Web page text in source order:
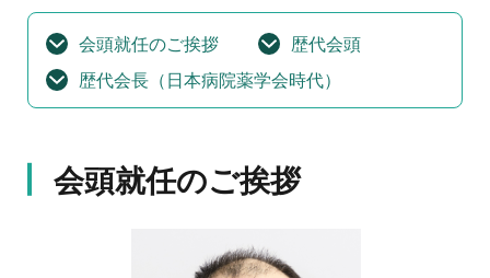
組織・名簿
委員会
規程・細則
薬剤師業務に関する情報提供
開催予定のイベント一覧
年会
フレッシャーズ・カンファランス
臨床研究セミナー
がん専門薬剤師全体会議
がん専門薬剤師アドバンスト研修会
学術誌・書籍
医療薬学
JPHCS（英文誌）
医療薬学専門薬剤師制度
がん専門薬剤師制度
調査研究・学会賞・海外研修
他団体との連携協力トップ
会頭就任のご挨拶
歴代会頭
歴代会長（日本病院薬学会時代）
会頭就任のご挨拶